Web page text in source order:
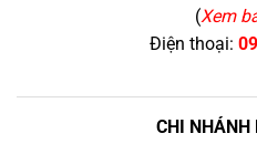
(Xem
Điện thoại:
CHI NHÁNH